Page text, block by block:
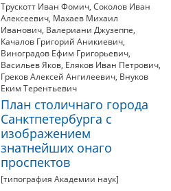
Трускотт Иван Фомич, Соколов Иван
Алексеевич, Махаев Михаил
Иванович, Валериани Джузеппе,
Качалов Григорий Аникиевич,
Виноградов Ефим Григорьевич,
Васильев Яков, Еляков Иван Петрович,
Греков Алексей Ангилеевич, Внуков
Еким Терентьевич
План столичнаго города
Санктпетербурга с
изображением
знатнейших онаго
проспектов
[типография Академии наук]